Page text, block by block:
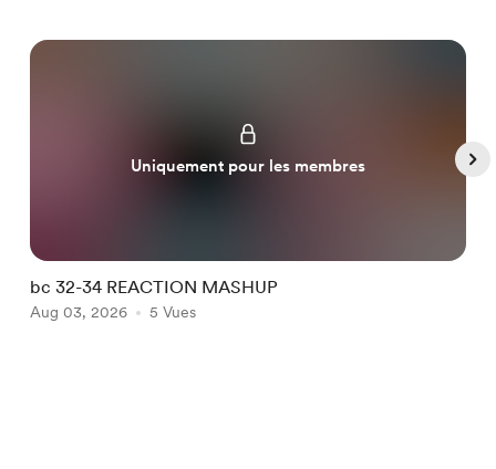
Uniquement pour les membres
bc 32-34 REACTION MASHUP
Aug 03, 2026 5 Vues